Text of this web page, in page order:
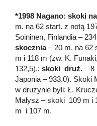
*1998 Nagano: skoki
m. na 62 start. z notą
Soininen, Finlandia –
skocznia– 20 m. na 62
m i 118 m (zw. K.
132,5).; skoki druż. – 8
Japonia – 933.0). Skoki
w drużynie byli: Ł.
Małysz – skoki 109 m i
m i 107 m.